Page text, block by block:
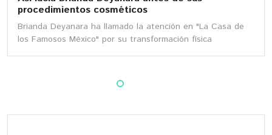
procedimientos cosméticos
Brianda Deyanara ha llamado la atención en "La Casa de
los Famosos México" por su transformación física